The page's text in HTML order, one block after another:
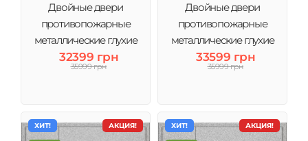
Двойные двери
противопожарные
металлические глухие
антипаника ДМП ЕІ60-
1500х2050 мм
32399 грн
35999 грн
Двойные двери
противопожарные
металлические глухие
антипаника ДМП ЕІ60-
1600х2050 мм
33599 грн
35999 грн
АКЦИЯ!
ХИТ! АКЦИЯ!
ХИТ!